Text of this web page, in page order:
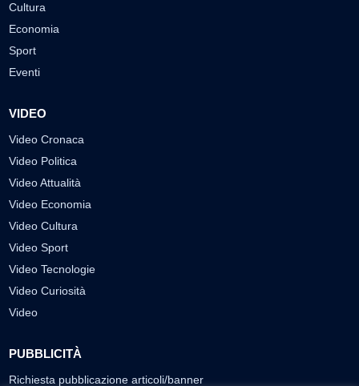
Cultura
Economia
Sport
Eventi
VIDEO
Video Cronaca
Video Politica
Video Attualità
Video Economia
Video Cultura
Video Sport
Video Tecnologie
Video Curiosità
Video
PUBBLICITÀ
Richiesta pubblicazione articoli/banner